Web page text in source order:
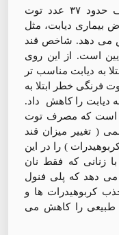
یک پژوهش نشان می دهد که مصرف حدود ۳۷ عدد توت
بیماری دیابت، مثل
می دهد. شاخص قند
است. از این روی
به دیابت مناسب تر
فرنگی خطر ابتلا به
دیابت را کاهش داد.
است که مصرف توت
( تغییر میزان قند
) را در این
مقایسه با زنانی که فقط نان
می دهد که پلی فنول
کربوهیدرات ها و
طبیعی را کاهش می